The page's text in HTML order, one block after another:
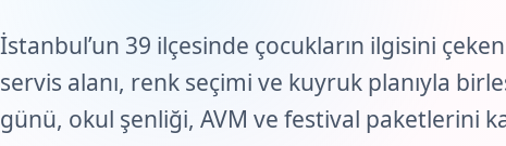
İstanbul’un 39 ilçesinde çocukların ilgisini
servis alanı, renk seçimi ve kuyruk planıyla
günü, okul şenliği, AVM ve festival paketlerini